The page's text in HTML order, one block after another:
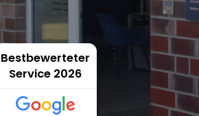
Bestbewerteter
Service 2026